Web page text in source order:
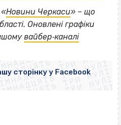
«Новини Черкаси» – що
Оновлені графіки
вайбер‐каналі
ТРИ НУЛІ
ТРИ НУЛІ
ТРИ НУЛІ
ТРИ НУЛІ
ТРИ НУЛІ
ТРИ НУЛІ
ТРИ НУЛІ
ТРИ НУЛІ
сторінку у Facebook